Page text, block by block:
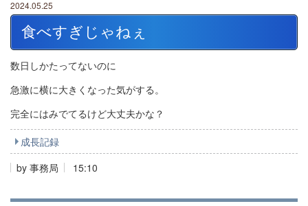
2024.05.25
食べすぎじゃねぇ
数日しかたってないのに
急激に横に大きくなった気がする。
完全にはみでてるけど大丈夫かな？
成長記録
by 事務局 15:10